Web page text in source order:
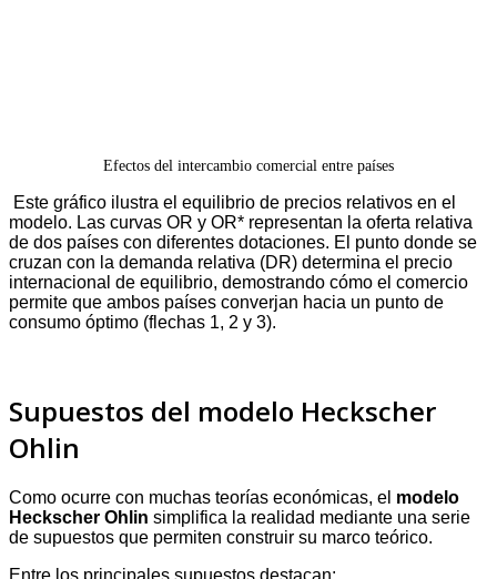
Efectos del intercambio comercial entre países
Este gráfico ilustra el equilibrio de precios relativos en el
modelo. Las curvas OR y OR* representan la oferta relativa
de dos países con diferentes dotaciones. El punto donde se
cruzan con la demanda relativa (DR) determina el precio
internacional de equilibrio, demostrando cómo el comercio
permite que ambos países converjan hacia un punto de
consumo óptimo (flechas 1, 2 y 3).
Supuestos del modelo Heckscher
Ohlin
Como ocurre con muchas teorías económicas, el modelo
Heckscher Ohlin simplifica la realidad mediante una serie
de supuestos que permiten construir su marco teórico.